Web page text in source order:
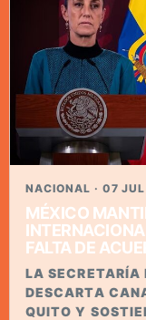
NACIONAL · 07
MÉXICO
FALTA DE
LA SECRETARÍA
DESCARTA
QUITO Y